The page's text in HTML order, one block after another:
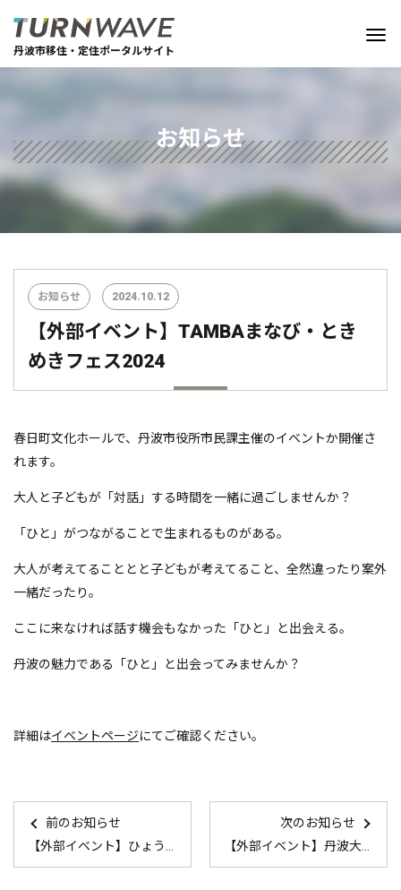
丹波市移住・定住ポータルサイト
お知らせ
お知らせ 2024.10.12
【外部イベント】TAMBAまなび・とき
めきフェス2024
春日町文化ホールで、丹波市役所市民課主催のイベントか開催さ
れます。
大人と子どもが「対話」する時間を一緒に過ごしませんか？
「ひと」がつながることで生まれるものがある。
大人が考えてることとと子どもが考えてること、全然違ったり案外
一緒だったり。
ここに来なければ話す機会もなかった「ひと」と出会える。
丹波の魅力である「ひと」と出会ってみませんか？
詳細はイベントページにてご確認ください。
前のお知らせ
次のお知らせ
【外部イベント】丹波大納言小豆ぜんざいフェア